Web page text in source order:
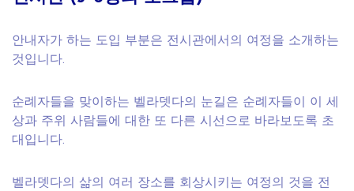
안내자가 하는 도입 부분은 전시관에서의 여정을 소개하는
것입니다.
순례자들을 맞이하는 벨라뎃다의 눈길은 순례자들이 이 세
상과 주위 사람들에 대한 또 다른 시선으로 바라보도록 초
대입니다.
벨라뎃다의 삶의 여러 장소를 회상시키는 여정의 것을 전